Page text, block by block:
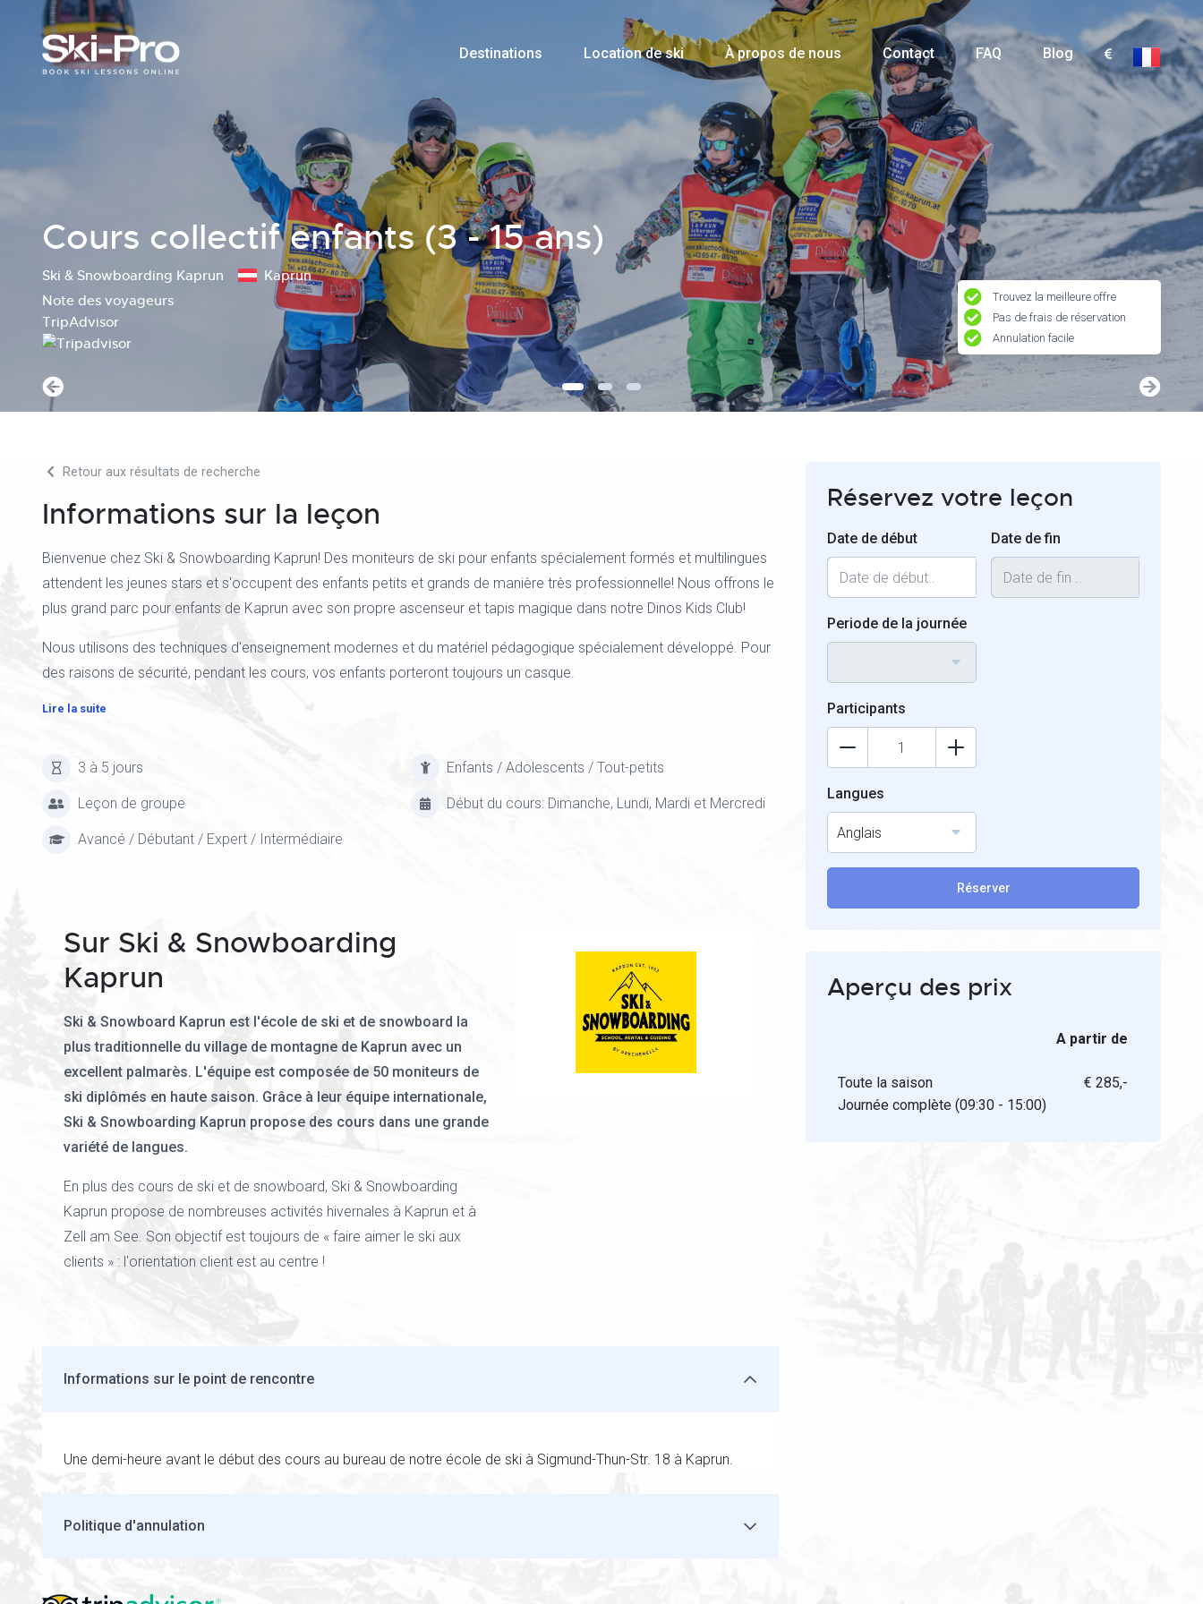
Destinations Location de ski À propos de nous Contact FAQ Blog
Cours collectif enfants (3 - 15 ans)
Ski & Snowboarding Kaprun
Kaprun
Note des voyageurs
TripAdvisor
Trouvez la meilleure offre
Pas de frais de réservation
Annulation facile
Retour aux résultats de recherche
Informations sur la leçon
Bienvenue chez Ski & Snowboarding Kaprun! Des moniteurs de ski pour enfants spécialement formés et multilingues
attendent les jeunes stars et s'occupent des enfants petits et grands de manière très professionnelle! Nous offrons le
plus grand parc pour enfants de Kaprun avec son propre ascenseur et tapis magique dans notre Dinos Kids Club!
Nous utilisons des techniques d'enseignement modernes et du matériel pédagogique spécialement développé. Pour
des raisons de sécurité, pendant les cours, vos enfants porteront toujours un casque.
Lire la suite
3 à 5 jours Enfants / Adolescents / Tout-petits
Leçon de groupe Début du cours: Dimanche, Lundi, Mardi et Mercredi
Avancé / Débutant / Expert / Intermédiaire
Sur Ski & Snowboarding
Kaprun
Ski & Snowboard Kaprun est l'école de ski et de snowboard la
plus traditionnelle du village de montagne de Kaprun avec un
excellent palmarès. L'équipe est composée de 50 moniteurs de
ski diplômés en haute saison. Grâce à leur équipe internationale,
Ski & Snowboarding Kaprun propose des cours dans une grande
variété de langues.
En plus des cours de ski et de snowboard, Ski & Snowboarding
Kaprun propose de nombreuses activités hivernales à Kaprun et à
Zell am See. Son objectif est toujours de « faire aimer le ski aux
clients » : l'orientation client est au centre !
Réservez votre leçon
Date de début Date de fin
Periode de la journée
Participants
Langues
Anglais
Réserver
Aperçu des prix
A partir de
Toute la saison
Journée complète (09:30 - 15:00)
€ 285,-
Informations sur le point de rencontre
Une demi-heure avant le début des cours au bureau de notre école de ski à Sigmund-Thun-Str. 18 à Kaprun.
Politique d'annulation